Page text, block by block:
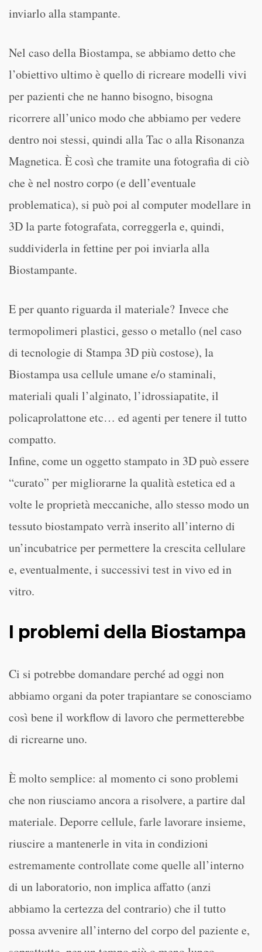
inviarlo alla stampante.
Nel caso della Biostampa, se abbiamo detto che
l’obiettivo ultimo è quello di ricreare modelli vivi
per pazienti che ne hanno bisogno, bisogna
ricorrere all’unico modo che abbiamo per vedere
dentro noi stessi, quindi alla Tac o alla Risonanza
Magnetica. È così che tramite una fotografia di ciò
che è nel nostro corpo (e dell’eventuale
problematica), si può poi al computer modellare in
3D la parte fotografata, correggerla e, quindi,
suddividerla in fettine per poi inviarla alla
Biostampante.
E per quanto riguarda il materiale? Invece che
termopolimeri plastici, gesso o metallo (nel caso
di tecnologie di Stampa 3D più costose), la
Biostampa usa cellule umane e/o staminali,
materiali quali l’alginato, l’idrossiapatite, il
policaprolattone etc… ed agenti per tenere il tutto
compatto.
Infine, come un oggetto stampato in 3D può essere
“curato” per migliorarne la qualità estetica ed a
volte le proprietà meccaniche, allo stesso modo un
tessuto biostampato verrà inserito all’interno di
un’incubatrice per permettere la crescita cellulare
e, eventualmente, i successivi test in vivo ed in
vitro.
I problemi della Biostampa
Ci si potrebbe domandare perché ad oggi non
abbiamo organi da poter trapiantare se conosciamo
così bene il workflow di lavoro che permetterebbe
di ricrearne uno.
È molto semplice: al momento ci sono problemi
che non riusciamo ancora a risolvere, a partire dal
materiale. Deporre cellule, farle lavorare insieme,
riuscire a mantenerle in vita in condizioni
estremamente controllate come quelle all’interno
di un laboratorio, non implica affatto (anzi
abbiamo la certezza del contrario) che il tutto
possa avvenire all’interno del corpo del paziente e,